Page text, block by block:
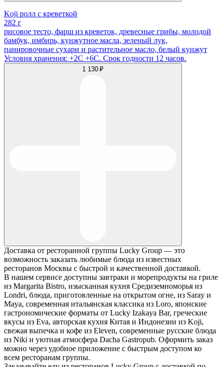
Koji ролл с креветкой
282 г
рисовое тесто, фарш из креветок, древесные грибы, молодой
бамбук, имбирь, кунжутное масла, зеленый лук,
панировочные сухари и растительное масло, белый кунжут
Условия хранения: +2С +6С. Срок годности 12 часов.
1 130 ₽
Доставка от ресторанной группы Lucky Group — это
возможность заказать любимые блюда из известных
ресторанов Москвы с быстрой и качественной доставкой.
В нашем сервисе доступны завтраки и морепродукты на гриле
из Margarita Bistro, изысканная кухня Средиземноморья из
Londri, блюда, приготовленные на открытом огне, из Saray и
Maya, современная итальянская классика из Loro, японские
гастрономические форматы от Lucky Izakaya Bar, греческие
вкусы из Eva, авторская кухня Китая и Индонезии из Koji,
свежая выпечка и кофе из Eleven, современные русские блюда
из Niki и уютная атмосфера Dacha Gastropub. Оформить заказ
можно через удобное приложение с быстрым доступом ко
всем ресторанам группы.